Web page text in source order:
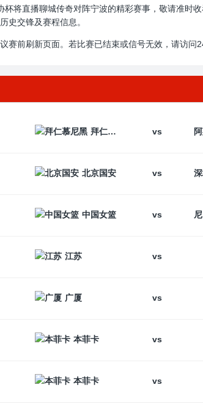
杯将直播聊城传奇对阵宁波的精彩赛事，敬请准时
史交锋及赛程信息。
赛前刷新页面。若比赛已结束或信号无效，请访问
拜仁慕尼黑 vs
北京国安 vs
中国女篮 vs
江苏 vs
广厦 vs
本菲卡 vs
本菲卡 vs